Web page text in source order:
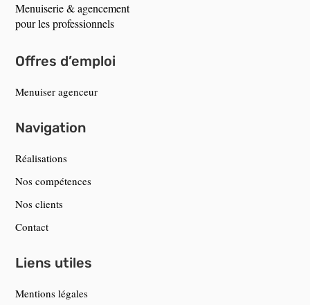
Menuiserie & agencement
pour les professionnels
Offres d’emploi
Menuiser agenceur
Navigation
Réalisations
Nos compétences
Nos clients
Contact
Liens utiles
Mentions légales